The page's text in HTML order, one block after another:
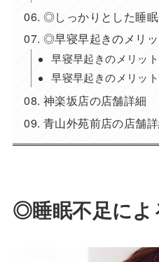
◎しっかりとした睡
◎早寝早起きのメリ
早寝早起きのメリッ
早寝早起きのメリッ
神楽坂店の店舗詳細
青山外苑前店の店舗
◎睡眠不足によ